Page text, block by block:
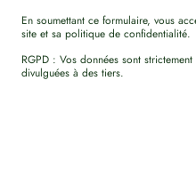
En soumettant ce formulaire, vous
site et sa politique de confidentialité.
RGPD : Vos données sont
divulguées à des tiers.